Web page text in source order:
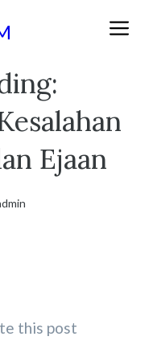
Ejaan
this post